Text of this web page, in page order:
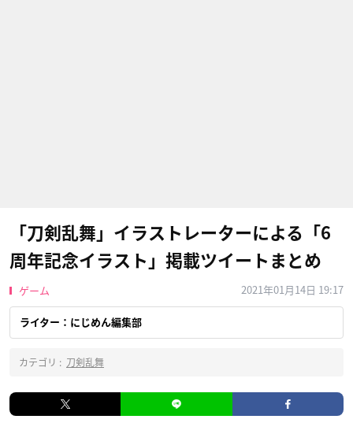
「刀剣乱舞」イラストレーターによる「6
周年記念イラスト」掲載ツイートまとめ
ゲーム 2021年01月14日 19:17
ライター：にじめん編集部
カテゴリ : 刀剣乱舞